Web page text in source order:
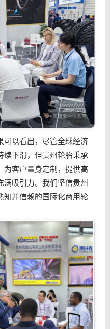
以看出，尽管全球经济
续下滑，但贵州轮胎秉承
为客户量身定制，提供高
满吸引力。我们坚信贵州
知并信赖的国际化商用轮